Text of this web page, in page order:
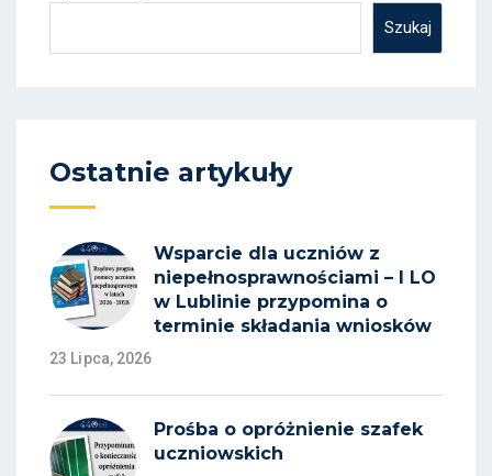
Szukaj
Ostatnie artykuły
Wsparcie dla uczniów z
niepełnosprawnościami – I LO
w Lublinie przypomina o
terminie składania wniosków
23 Lipca, 2026
Prośba o opróżnienie szafek
uczniowskich